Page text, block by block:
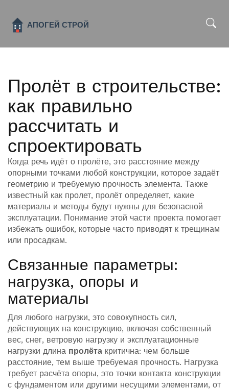
Пролёт в строительстве:
как правильно
рассчитать и
спроектировать
Когда речь идёт о пролёте, это расстояние между
опорными точками любой конструкции, которое задаёт
геометрию и требуемую прочность элемента. Также
известный как пролет, пролёт определяет, какие
материалы и методы будут нужны для безопасной
эксплуатации. Понимание этой части проекта помогает
избежать ошибок, которые часто приводят к трещинам
или просадкам.
Связанные параметры:
нагрузка, опоры и
материалы
Для любого нагрузки, это совокупность сил,
действующих на конструкцию, включая собственный
вес, снег, ветровую нагрузку и эксплуатационные
нагрузки длина пролёта критична: чем больше
расстояние, тем выше требуемая прочность. Нагрузка
требует расчёта опоры, это точки контакта конструкции
с фундаментом или другими несущими элементами, от